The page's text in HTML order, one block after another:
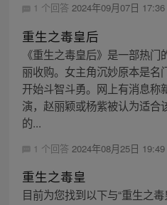
1 个回答 2024年09月07日 17:36
重生之毒皇后
《重生之毒皇后》是一部热
丽收购。女主角沉妙原本是名
开始斗智斗勇。网上有消息称
演，赵丽颖或杨紫被认为适合
的...
1 个回答 2024年08月25日 19:49
重生之毒皇
目前为您找到以下与“重生之